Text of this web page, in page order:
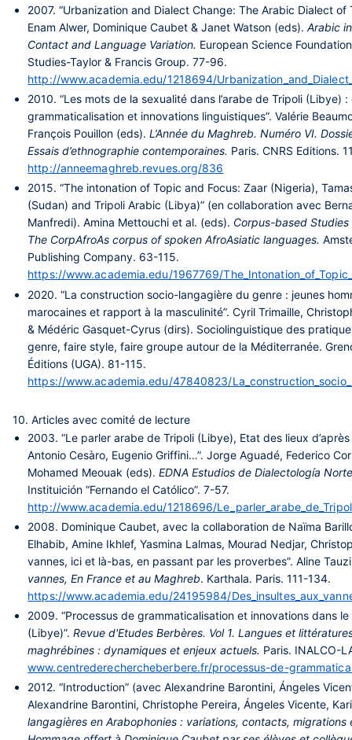
2007. “Urbanization and Dialect Change: The Arabic Dialect of
Enam Alwer, Dominique Caubet & Janet Watson (eds).Arabic
Contact and Language Variation. European Science
Studies-Taylor & Francis Group. 77-96.
http://www.academia.edu/1218694/
2010.“Les mots de la sexualité dans l’arabe de Tripoli (Libye)
grammaticalisation et innovations linguistiques”. Valérie
François Pouillon (eds).L’Année du Maghreb. Numéro VI.
Essais d’ethnographie contemporaines. Paris. CNRS Editions.
http://anneemaghreb.revues.org/836
2015. “The intonation of Topic and Focus: Zaar (Nigeria),
(Sudan) and Tripoli Arabic (Libya)” (en collaboration avec
Manfredi). Amina Mettouchi et al. (eds). Corpus-based
The CorpAfroAs corpus of spoken AfroAsiatic languages.
Publishing Company. 63-115.
https://www.academia.edu/1967769/
2020. “La construction socio-langagière du genre : jeunes
marocaines et rapport à la masculinité”. Cyril Trimaille,
& Médéric Gasquet-Cyrus (dirs). Sociolinguistique des
genre, faire style, faire groupe autour de la Méditerranée.
Éditions (UGA). 81-115.
https://www.academia.edu/47840823/
10. Articles avec comité de lecture
2003.“Le parler arabe de Tripoli (Libye), Etat des lieux
Antonio Cesàro, Eugenio Griffini…”. Jorge Aguadé, Federico
Mohamed Meouak (eds).EDNA Estudios de Dialectología
Instituición “Fernando el Católico”. 7-57.
http://www.academia.edu/1218696/
2008. Dominique Caubet, avec la collaboration de Naïma
Elhabib, Amine Ikhlef, Yasmina Lalmas, Mourad Nedjar,
vannes, ici et là-bas, en passant par les proverbes”. Aline
vannes, En France et au Maghreb. Karthala. Paris. 111-134.
https://www.academia.edu/24195984/
2009.“Processus de grammaticalisation et innovations dans
(Libye)”.Revue d'Etudes Berbères. Vol 1. Langues et
maghrébines : dynamiques et enjeux actuels. Paris. INALCO-
www.centrederechercheberbere.fr/processus-de-
2012.“Introduction” (avec Alexandrine Barontini, Ángeles
Alexandrine Barontini, Christophe Pereira, Ángeles Vicente,
langagières en Arabophonies : variations, contacts,